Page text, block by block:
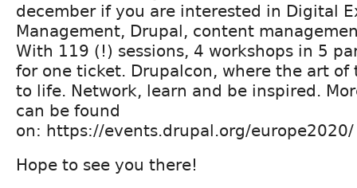
december if you are interested in Digital
Management, Drupal, content
With 119 (!) sessions, 4 workshops in 5
for one ticket. Drupalcon, where the art of
to life. Network, learn and be inspired.
can be found
on: https://events.drupal.org/
Hope to see you there!